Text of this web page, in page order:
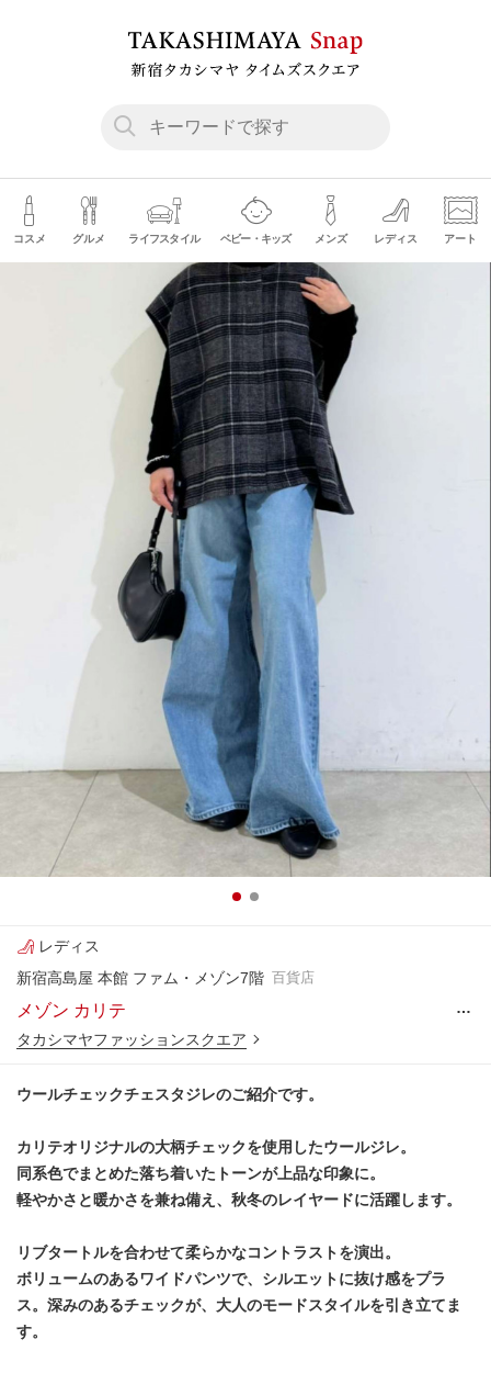
コスメ グルメ ライフスタイル ベビー・キッズ メンズ レディス アート
レディス
新宿高島屋 本館 ファム・メゾン7階 百貨店
メゾン カリテ
…
タカシマヤファッションスクエア
ウールチェックチェスタジレのご紹介です。
カリテオリジナルの大柄チェックを使用したウールジレ。
同系色でまとめた落ち着いたトーンが上品な印象に。
軽やかさと暖かさを兼ね備え、秋冬のレイヤードに活躍します。
リブタートルを合わせて柔らかなコントラストを演出。
ボリュームのあるワイドパンツで、シルエットに抜け感をプラ
ス。深みのあるチェックが、大人のモードスタイルを引き立てま
す。